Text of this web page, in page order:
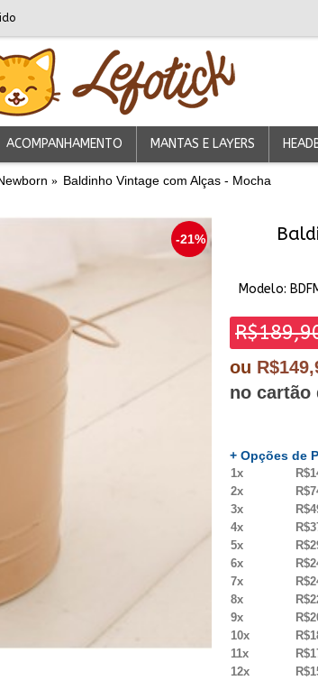
ACOMPANHAMENTO MANTAS E LAYERS
Baldinho Vintage com Alças - Mocha
-21%
Modelo:
ou
no cartão
+ Opções de
1x
2x
3x
4x
5x
6x
7x
8x
9x
10x
11x
12x